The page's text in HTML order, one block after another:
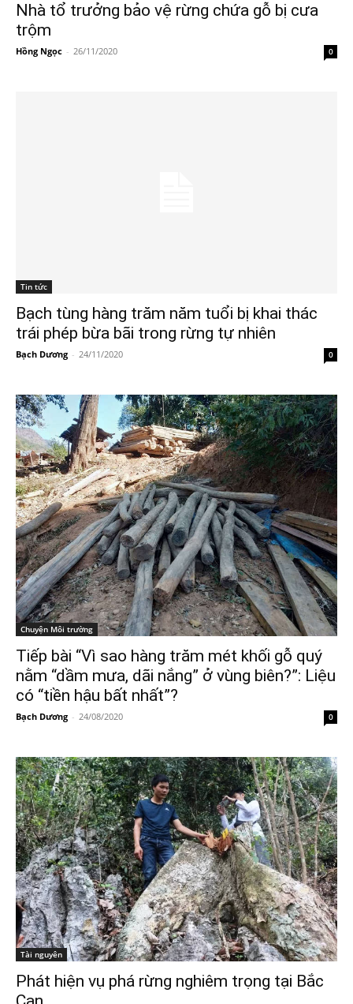
Nhà tổ trưởng bảo vệ rừng chứa gỗ bị cưa
trộm
Hồng Ngọc - 26/11/2020 0
Tin tức
Bạch tùng hàng trăm năm tuổi bị khai thác
trái phép bừa bãi trong rừng tự nhiên
Bạch Dương - 24/11/2020 0
Chuyện Môi trường
Tiếp bài “Vì sao hàng trăm mét khối gỗ quý
nằm “dầm mưa, dãi nắng” ở vùng biên?”: Liệu
có “tiền hậu bất nhất”?
Bạch Dương - 24/08/2020 0
Tài nguyên
Phát hiện vụ phá rừng nghiêm trọng tại Bắc